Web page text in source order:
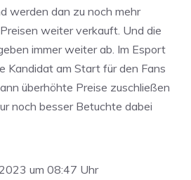
werden dan zu noch mehr
weiter verkauft. Und die
immer weiter ab. Im Esport
Kandidat am Start für den Fans
überhöhte Preise zuschließen
noch besser Betuchte dabei
um 08:47 Uhr